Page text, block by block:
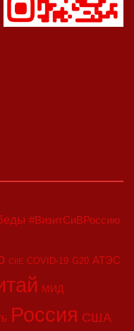
#ВизитСиВРоссию
CIIE COVID-19 G20 АТЭС
МИД
Россия США